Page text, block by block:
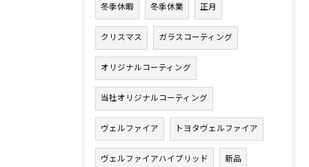
冬季休暇 冬季休業 正月
クリスマス ガラスコーティング
オリジナルコーティング
当社オリジナルコーティング
ヴェルファイア トヨタヴェルファイア
ヴェルファイアハイブリッド 新品